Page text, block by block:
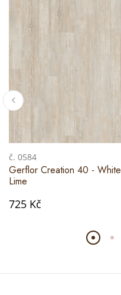
č. 0584
Gerflor Creation 40 - White
Lime
725 Kč